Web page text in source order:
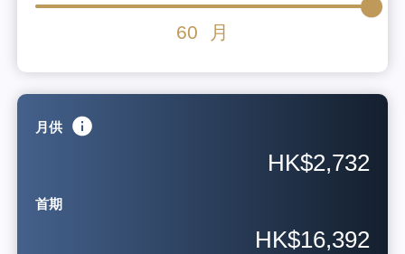
60 月
月供
HK$2,732
首期
HK$16,392